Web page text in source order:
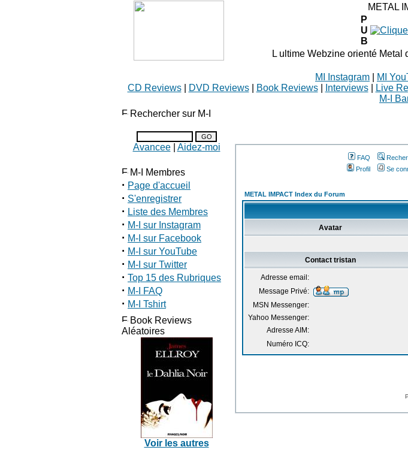
METAL
P
U
B
L ultime Webzine orienté
MI Instagram MI
CD Reviews| DVD Reviews| Book Reviews| Interviews| Live
M-I
Rechercher sur M-I
Avancee| Aidez-moi
M-I Membres
· Page d'accueil
· S'enregistrer
· Liste des Membres
· M-I sur Instagram
· M-I sur Facebook
· M-I sur YouTube
· M-I sur Twitter
· Top 15 des Rubriques
· M-I FAQ
· M-I Tshirt
Book Reviews
Aléatoires
Voir les autres
FAQ
Profil
Se
METAL IMPACT Index du Forum
Avatar
Contact tristan
Adresse email:
Message Privé:
MSN Messenger:
Yahoo Messenger:
Adresse AIM:
Numéro ICQ: